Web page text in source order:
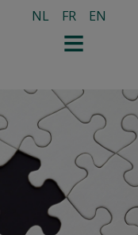
NL FR EN